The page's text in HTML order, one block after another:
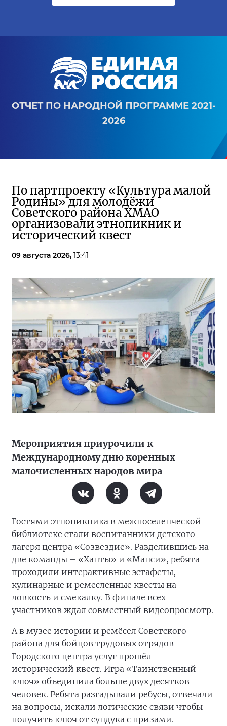
ОТЧЕТ ПО НАРОДНОЙ ПРОГРАММЕ 2021-
2026
По партпроекту «Культура малой
Родины» для молодёжи
Советского района ХМАО
организовали этнопикник и
исторический квест
09 августа 2026, 13:41
Мероприятия приурочили к
Международному дню коренных
малочисленных народов мира
Гостями этнопикника в межпоселенческой
библиотеке стали воспитанники детского
лагеря центра «Созвездие». Разделившись на
две команды – «Ханты» и «Манси», ребята
проходили интерактивные эстафеты,
кулинарные и ремесленные квесты на
ловкость и смекалку. В финале всех
участников ждал совместный видеопросмотр.
А в музее истории и ремёсел Советского
района для бойцов трудовых отрядов
Городского центра услуг прошёл
исторический квест. Игра «Таинственный
ключ» объединила больше двух десятков
человек. Ребята разгадывали ребусы, отвечали
на вопросы, искали логические связи чтобы
получить ключ от сундука с призами.